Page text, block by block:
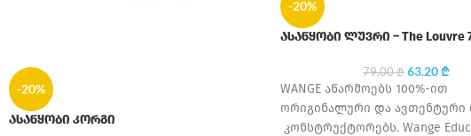
-20%
ასაწყობი კორგი
-20%
ასაწყობი ლუვრი – The Louvre
79.00₾ 63.20₾
WANGE აწარმოებს 100%-ით
ორიგინალური და ავთენტური
კონსტრუქტორებს. Wange